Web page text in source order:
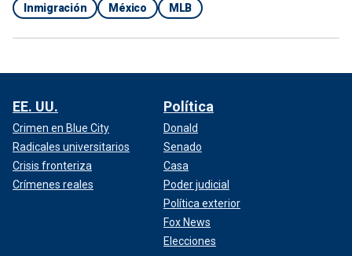
Inmigración
México MLB
EE. UU.
Crimen en Blue City
Radicales universitarios
Crisis fronteriza
Crímenes reales
Política
Donald
Senado
Casa
Poder judicial
Política exterior
Fox News
Elecciones